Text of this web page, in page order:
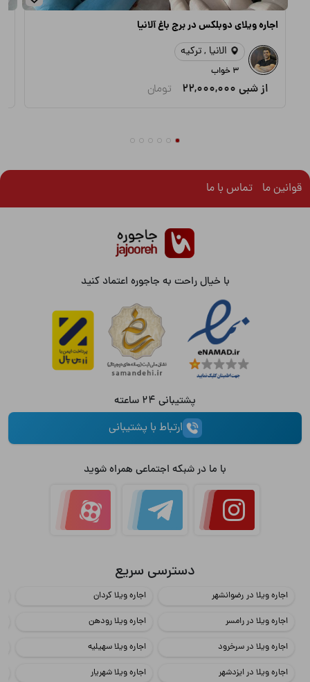
اجاره ویلای دوبلکس در برج باغ آلانیا
الانیا , ترکیه
3 خواب
از شبی 22,000,000 تومان
قوانین ما تماس با ما
دسترسی سریع
اجاره ویلا در رضوانشهر
اجاره ویلا در رامسر
اجاره ویلا در سرخرود
اجاره ویلا در ایزدشهر
اجاره ویلا کردان
اجاره ویلا رودهن
اجاره ویلا سهیلیه
اجاره ویلا شهریار
با ما در شبکه اجتماعی همراه شوید
با خیال راحت به جاجوره اعتماد کنید
پشتیبانی 24 ساعته
ارتباط با پشتیبانی